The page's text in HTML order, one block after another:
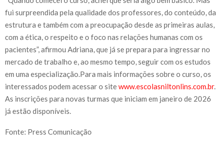
fui surpreendida pela qualidade dos professores, do conteúdo, da
estrutura e também com a preocupação desde as primeiras aulas,
com a ética, o respeito e o foco nas relações humanas com os
pacientes”, afirmou Adriana, que já se prepara para ingressar no
mercado de trabalho e, ao mesmo tempo, seguir com os estudos
em uma especialização.Para mais informações sobre o curso, os
interessados podem acessar o sitewww.escolasniltonlins.com.br.
As inscrições para novas turmas que iniciam em janeiro de 2026
já estão disponíveis.
Fonte: Press Comunicação